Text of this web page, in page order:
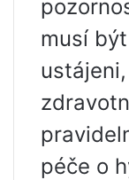
musí
péče o